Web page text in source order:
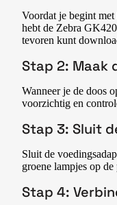
Voordat je begint
hebt de Zebra
tevoren kunt
Stap 2: Maak
Wanneer je de doos
voorzichtig en
Stap 3: Sluit
Sluit de
groene lampjes op
Stap 4: